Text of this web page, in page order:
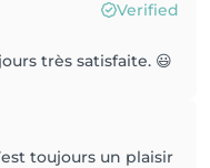
Verified
très satisfaite. 😃
toujours un plaisir